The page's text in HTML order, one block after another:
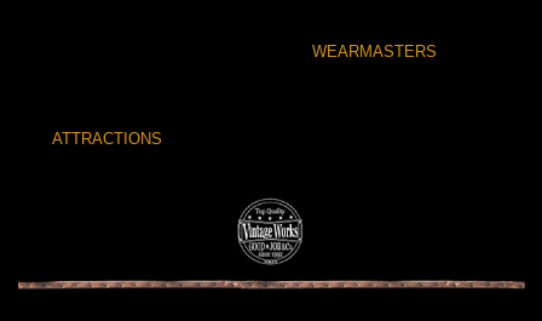
WEARMASTERS
ATTRACTIONS